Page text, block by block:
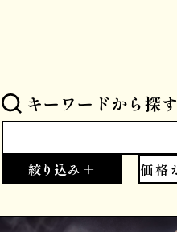
キーワードから探す
絞り込み ＋